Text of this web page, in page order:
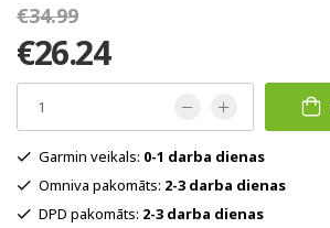
€34.99
€26.24
Garmin veikals: 0-1 darba dienas
Omniva pakomāts: 2-3 darba dienas
DPD pakomāts: 2-3 darba dienas